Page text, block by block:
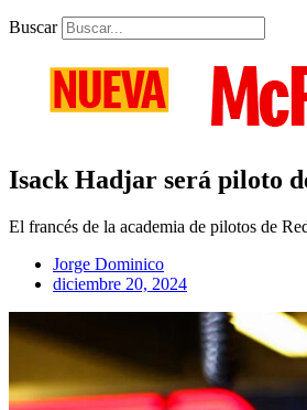
Buscar
Isack Hadjar será piloto
El francés de la academia de pilotos de
Jorge Dominico
diciembre 20, 2024